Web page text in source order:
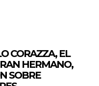
CORAZZA, EL
HERMANO,
SOBRE